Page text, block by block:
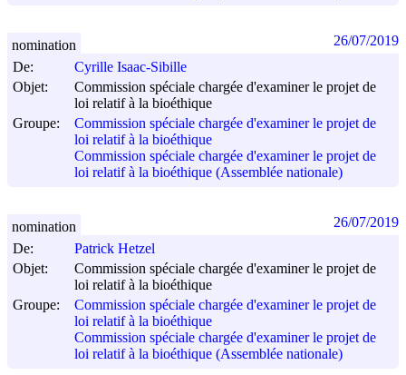
De:
Cyrille Isaac-Sibille
Objet:
Commission spéciale chargée d'examiner le projet de
loi relatif à la bioéthique
Groupe:
Commission spéciale chargée d'examiner le projet de
loi relatif à la bioéthique
Commission spéciale chargée d'examiner le projet de
loi relatif à la bioéthique (Assemblée nationale)
nomination 26/07/2019
De:
Patrick Hetzel
Objet:
Commission spéciale chargée d'examiner le projet de
loi relatif à la bioéthique
Groupe:
Commission spéciale chargée d'examiner le projet de
loi relatif à la bioéthique
Commission spéciale chargée d'examiner le projet de
loi relatif à la bioéthique (Assemblée nationale)
nomination 26/07/2019